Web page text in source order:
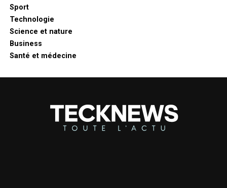
Sport
Technologie
Science et nature
Business
Santé et médecine